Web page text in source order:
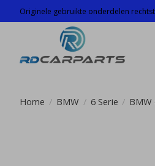
Originele gebruikte onderdelen
Home / BMW / 6 Serie / BMW